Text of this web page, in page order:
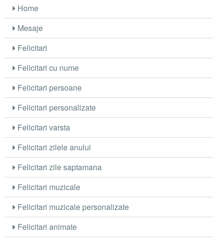
Home
Mesaje
Felicitari
Felicitari cu nume
Felicitari persoane
Felicitari personalizate
Felicitari varsta
Felicitari zilele anului
Felicitari zile saptamana
Felicitari muzicale
Felicitari muzicale personalizate
Felicitari animate